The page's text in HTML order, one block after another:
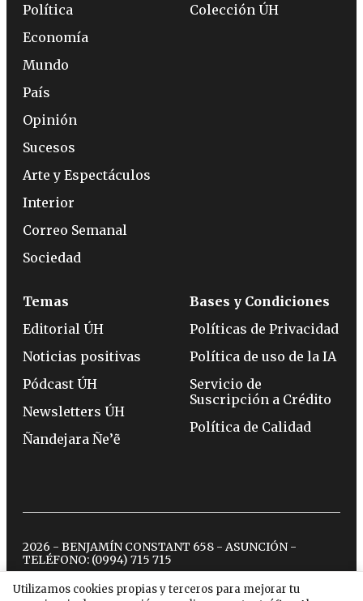
Utilizamos cookies propias y terceros para mejorar tu
Política
Economía
Mundo
País
Opinión
Sucesos
Arte y Espectáculos
Interior
Correo Semanal
Sociedad
Colección ÚH
Temas
Editorial ÚH
Noticias positivas
Pódcast ÚH
Newsletters ÚH
Ñandejara Ñe’ẽ
Bases y Condiciones
Políticas de Privacidad
Política de uso de la IA
Servicio de
Suscripción a Crédito
Política de Calidad
2026 - BENJAMÍN CONSTANT 658 - ASUNCIÓN -
TELÉFONO: (0994) 715 715